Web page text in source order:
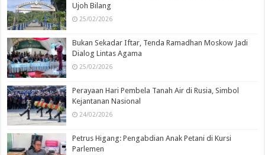
Ujoh Bilang
25/02/2026
Bukan Sekadar Iftar, Tenda Ramadhan Moskow Jadi
Dialog Lintas Agama
25/02/2026
Perayaan Hari Pembela Tanah Air di Rusia, Simbol
Kejantanan Nasional
24/02/2026
Petrus Higang: Pengabdian Anak Petani di Kursi
Parlemen